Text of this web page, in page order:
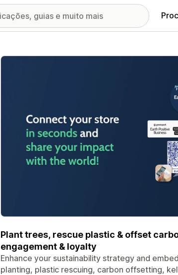
Galeria de imagens em destaque
Plant trees, rescue plastic & offset
engagement & loyalty
Enhance your sustainability strategy and
planting, plastic rescuing, carbon offsetting,